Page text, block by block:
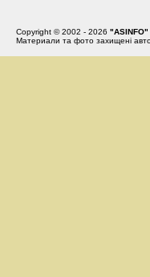
Copyright © 2002 - 2026 "ASINFO"
Материали та фото захищені